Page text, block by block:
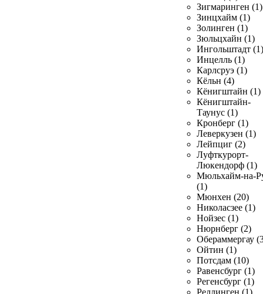
Зигмаринген (1)
Зинцхайм (1)
Золинген (1)
Зюльцхайн (1)
Ингольштадт (1)
Инцелль (1)
Карлсруэ (1)
Кёльн (4)
Кёнигштайн (1)
Кёнигштайн-
Таунус (1)
Кронберг (1)
Леверкузен (1)
Лейпциг (2)
Луфткурорт-
Люкендорф (1)
Мюльхайм-на-
(1)
Мюнхен (20)
Николасзее (1)
Нойзес (1)
Нюрнберг (2)
Обераммергау
Ойтин (1)
Потсдам (10)
Равенсбург (1)
Регенсбург (1)
Реллинген (1)